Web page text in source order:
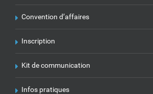
Convention d’affaires
Inscription
Kit de communication
Infos pratiques